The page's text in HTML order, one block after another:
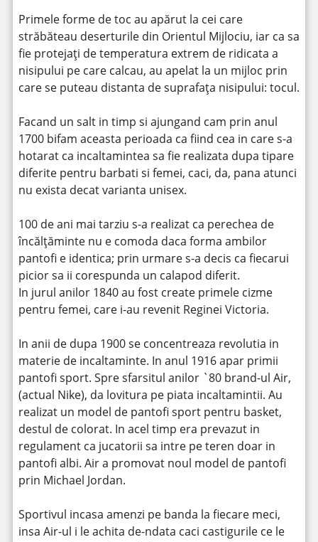
Primele forme de toc au apărut la cei care
străbăteau deserturile din Orientul Mijlociu, iar ca sa
fie protejați de temperatura extrem de ridicata a
nisipului pe care calcau, au apelat la un mijloc prin
care se puteau distanta de suprafața nisipului: tocul.
Facand un salt in timp si ajungand cam prin anul
1700 bifam aceasta perioada ca fiind cea in care s-a
hotarat ca incaltamintea sa fie realizata dupa tipare
diferite pentru barbati si femei, caci, da, pana atunci
nu exista decat varianta unisex.
100 de ani mai tarziu s-a realizat ca perechea de
încălțăminte nu e comoda daca forma ambilor
pantofi e identica; prin urmare s-a decis ca fiecarui
picior sa ii corespunda un calapod diferit.
In jurul anilor 1840 au fost create primele cizme
pentru femei, care i-au revenit Reginei Victoria.
In anii de dupa 1900 se concentreaza revolutia in
materie de incaltaminte. In anul 1916 apar primii
pantofi sport. Spre sfarsitul anilor `80 brand-ul Air,
(actual Nike), da lovitura pe piata incaltamintii. Au
realizat un model de pantofi sport pentru basket,
destul de colorat. In acel timp era prevazut in
regulament ca jucatorii sa intre pe teren doar in
pantofi albi. Air a promovat noul model de pantofi
prin Michael Jordan.
Sportivul incasa amenzi pe banda la fiecare meci,
insa Air-ul i le achita de-ndata caci castigurile ce le